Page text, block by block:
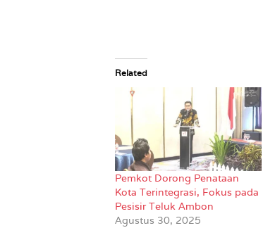
Related
Pemkot Dorong Penataan
Kota Terintegrasi, Fokus pada
Pesisir Teluk Ambon
Agustus 30, 2025